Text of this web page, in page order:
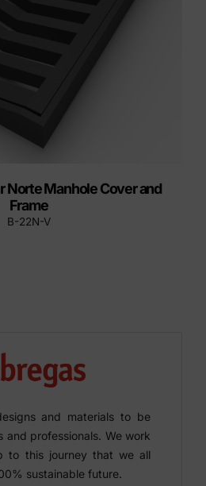
Norte Manhole Cover and
Frame
B-22N-V
and materials to be
and professionals. We work
to this journey that we all
sustainable future.